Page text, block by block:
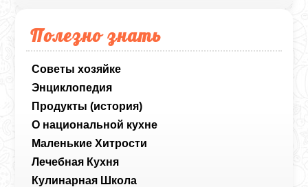
Полезно знать
Советы хозяйке
Энциклопедия
Продукты (история)
О национальной кухне
Маленькие Хитрости
Лечебная Кухня
Кулинарная Школа